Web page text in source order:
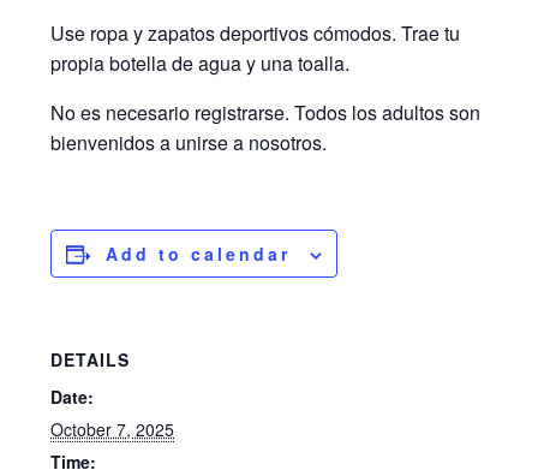
Use ropa y zapatos deportivos cómodos. Trae tu
propia botella de agua y una toalla.
No es necesario registrarse. Todos los adultos son
bienvenidos a unirse a nosotros.
Add to calendar
DETAILS
Date:
October 7, 2025
Time: